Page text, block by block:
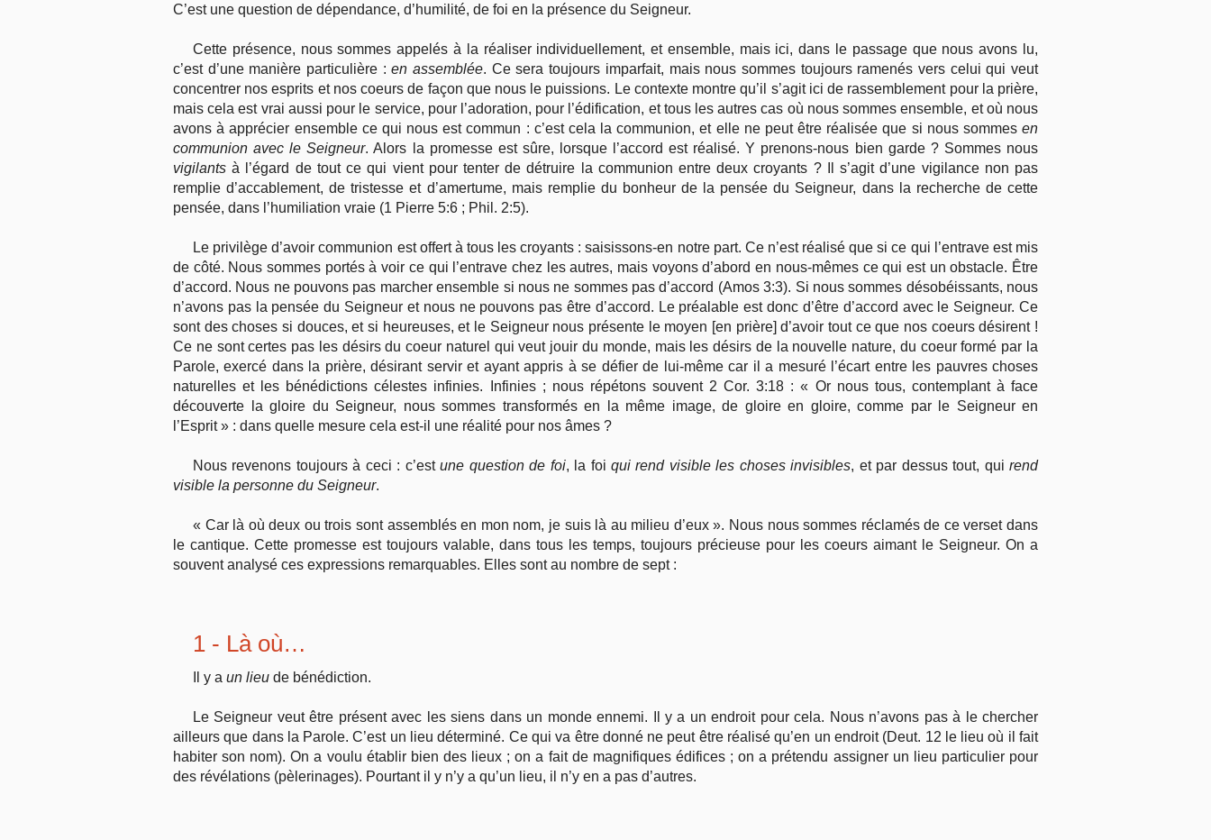
C’est une question de dépendance, d’humilité, de foi en la présence du Seigneur.
Cette présence, nous sommes appelés à la réaliser individuellement, et ensemble, mais ici, dans le passage que nous avons lu,
c’est d’une manière particulière :en assemblée. Ce sera toujours imparfait, mais nous sommes toujours ramenés vers celui qui veut
concentrer nos esprits et nos coeurs de façon que nous le puissions. Le contexte montre qu’il s’agit ici de rassemblement pour la prière,
mais cela est vrai aussi pour le service, pour l’adoration, pour l’édification, et tous les autres cas où nous sommes ensemble, et où nous
avons à apprécier ensemble ce qui nous est commun : c’est cela la communion, et elle ne peut être réalisée que si nous sommes en
communion avec le Seigneur. Alors la promesse est sûre, lorsque l’accord est réalisé. Y prenons-nous bien garde ? Sommes nous
vigilants à l’égard de tout ce qui vient pour tenter de détruire la communion entre deux croyants ? Il s’agit d’une vigilance non pas
remplie d’accablement, de tristesse et d’amertume, mais remplie du bonheur de la pensée du Seigneur, dans la recherche de cette
pensée, dans l’humiliation vraie (1 Pierre 5:6 ; Phil. 2:5).
Le privilège d’avoir communion est offert à tous les croyants : saisissons-en notre part. Ce n’est réalisé que si ce qui l’entrave est mis
de côté. Nous sommes portés à voir ce qui l’entrave chez les autres, mais voyons d’abord en nous-mêmes ce qui est un obstacle. Être
d’accord. Nous ne pouvons pas marcher ensemble si nous ne sommes pas d’accord (Amos 3:3). Si nous sommes désobéissants, nous
n’avons pas la pensée du Seigneur et nous ne pouvons pas être d’accord. Le préalable est donc d’être d’accord avec le Seigneur. Ce
sont des choses si douces, et si heureuses, et le Seigneur nous présente le moyen [en prière] d’avoir tout ce que nos coeurs désirent !
Ce ne sont certes pas les désirs du coeur naturel qui veut jouir du monde, mais les désirs de la nouvelle nature, du coeur formé par la
Parole, exercé dans la prière, désirant servir et ayant appris à se défier de lui-même car il a mesuré l’écart entre les pauvres choses
naturelles et les bénédictions célestes infinies. Infinies ; nous répétons souvent 2 Cor. 3:18 : « Or nous tous, contemplant à face
découverte la gloire du Seigneur, nous sommes transformés en la même image, de gloire en gloire, comme par le Seigneur en
l’Esprit » : dans quelle mesure cela est-il une réalité pour nos âmes ?
Nous revenons toujours à ceci : c’estune question de foi, la foi qui rend visible les choses invisibles, et par dessus tout, quirend
visible la personne du Seigneur.
« Car là où deux ou trois sont assemblés en mon nom, je suis là au milieu d’eux ». Nous nous sommes réclamés de ce verset dans
le cantique. Cette promesse est toujours valable, dans tous les temps, toujours précieuse pour les coeurs aimant le Seigneur. On a
souvent analysé ces expressions remarquables. Elles sont au nombre de sept :
1 - Là où…
Il y a un lieu de bénédiction.
Le Seigneur veut être présent avec les siens dans un monde ennemi. Il y a un endroit pour cela. Nous n’avons pas à le chercher
ailleurs que dans la Parole. C’est un lieu déterminé. Ce qui va être donné ne peut être réalisé qu’en un endroit (Deut. 12 le lieu où il fait
habiter son nom). On a voulu établir bien des lieux ; on a fait de magnifiques édifices ; on a prétendu assigner un lieu particulier pour
des révélations (pèlerinages). Pourtant il y n’y a qu’un lieu, il n’y en a pas d’autres.